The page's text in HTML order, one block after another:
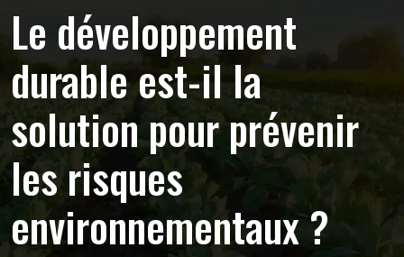
Le développement
durable est-il la
solution pour prévenir
les risques
environnementaux ?